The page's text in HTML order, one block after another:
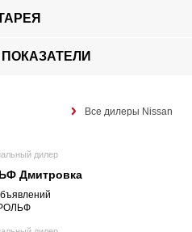
Все дилеры Nissan
дилер
Дмитровка